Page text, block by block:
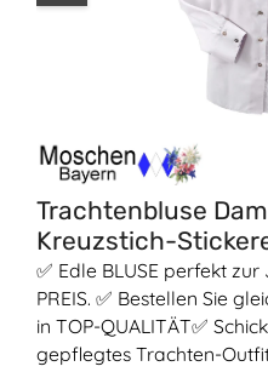
Trachtenbluse
Kreuzstich-
✅ Edle BLUSE perfekt
PREIS. ✅ Bestellen Sie
in TOP-QUALITÄT✅
gepflegtes Trachten-